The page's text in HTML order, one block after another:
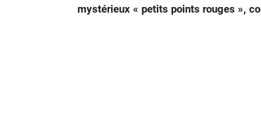
mystérieux « petits points rouges »,